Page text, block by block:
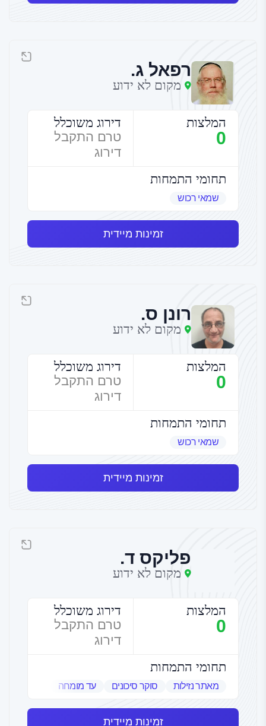
רפאל ג.
מקום לא ידוע
המלצות
0
דירוג משוכלל
טרם התקבל
דירוג
תחומי התמחות
שמאי רכוש
זמינות מיידית
רונן ס.
מקום לא ידוע
המלצות
0
דירוג משוכלל
טרם התקבל
דירוג
תחומי התמחות
שמאי רכוש
זמינות מיידית
פליקס ד.
מקום לא ידוע
המלצות
0
דירוג משוכלל
טרם התקבל
דירוג
תחומי התמחות
מאתר נזילות סוקר סיכונים עד מומחה
זמינות מיידית